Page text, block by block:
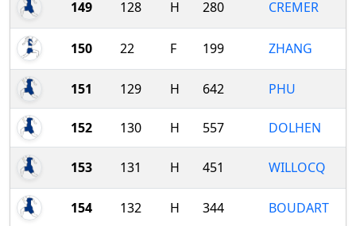
149 128 H 280 CREMER
150 22 F 199 ZHANG
151 129 H 642 PHU
152 130 H 557 DOLHEN
153 131 H 451 WILLOCQ
154 132 H 344 BOUDART